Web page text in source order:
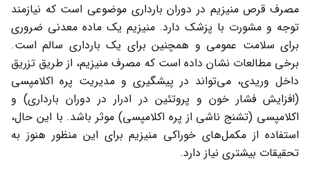
مصرف قرص منیزیم در دوران بارداری موضوعی است که نیازمند
توجه و مشورت با پزشک دارد. منیزیم یک ماده معدنی ضروری
برای سلامت عمومی و همچنین برای یک بارداری سالم است.
برخی مطالعات نشان داده است که مصرف منیزیم، از طریق تزریق
داخل وریدی، می‌تواند در پیشگیری و مدیریت پره اکلامپسی
(افزایش فشار خون و پروتئین در ادرار در دوران بارداری) و
اکلامپسی (تشنج ناشی از پره اکلامپسی) موثر باشد. با این حال،
استفاده از مکمل‌های خوراکی منیزیم برای این منظور هنوز به
تحقیقات بیشتری نیاز دارد.